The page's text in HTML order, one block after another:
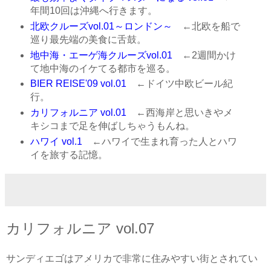
年間10回は沖縄へ行きます。
北欧クルーズvol.01～ロンドン～
←北欧を船で
巡り最先端の美食に舌鼓。
地中海・エーゲ海クルーズvol.01 ←2週間かけ
て地中海のイケてる都市を巡る。
BIER REISE'09 vol.01←ドイツ中欧ビール紀
行。
カリフォルニア vol.01←西海岸と思いきやメ
キシコまで足を伸ばしちゃうもんね。
ハワイ vol.1 ←ハワイで生まれ育った人とハワ
イを旅する記憶。
カリフォルニア vol.07
サンディエゴはアメリカで非常に住みやすい街とされてい